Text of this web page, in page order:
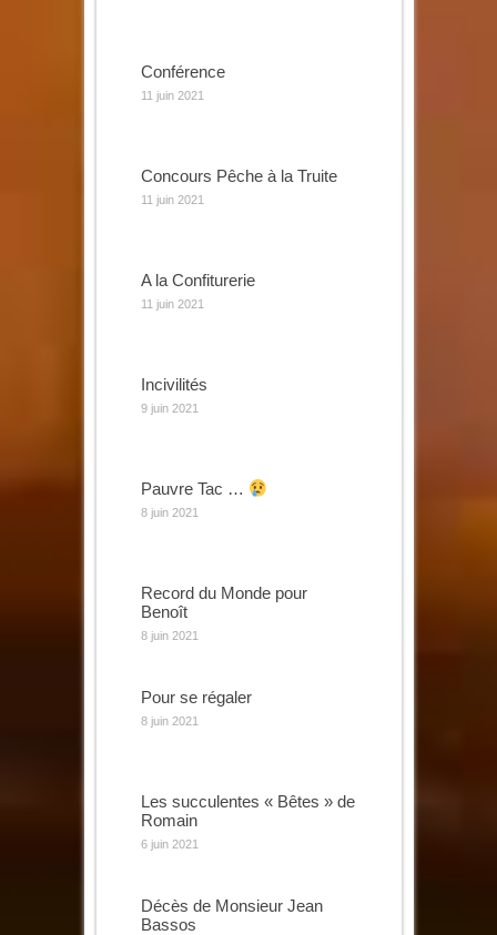
Conférence
11 juin 2021
Concours Pêche à la Truite
11 juin 2021
A la Confiturerie
11 juin 2021
Incivilités
9 juin 2021
Pauvre Tac …
8 juin 2021
Record du Monde pour
Benoît
8 juin 2021
Pour se régaler
8 juin 2021
Les succulentes « Bêtes » de
Romain
6 juin 2021
Décès de Monsieur Jean
Bassos